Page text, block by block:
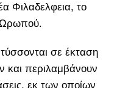
Φιλαδελφεια, το
Ωρωπού.
σε έκταση
και περιλαμβάνουν
εκ των οποίων